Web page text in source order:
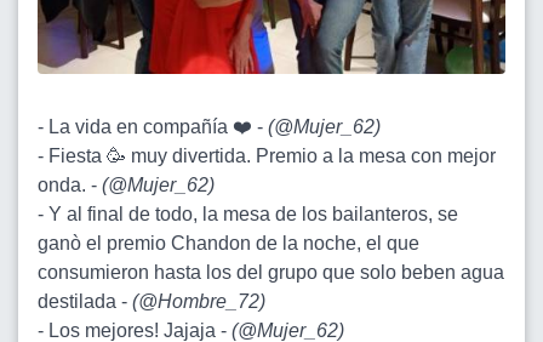
- La vida en compañía ❤️ - (@Mujer_62)
- Fiesta 🥳 muy divertida. Premio a la mesa con mejor
onda. - (@Mujer_62)
- Y al final de todo, la mesa de los bailanteros, se
ganò el premio Chandon de la noche, el que
consumieron hasta los del grupo que solo beben agua
destilada - (@Hombre_72)
- Los mejores! Jajaja - (@Mujer_62)